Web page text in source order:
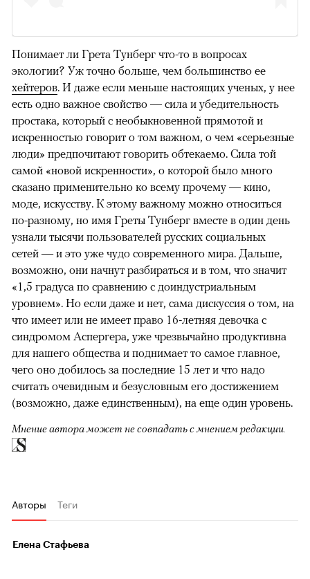
Понимает ли Грета Тунберг что-то в вопросах
экологии? Уж точно больше, чем большинство ее
хейтеров. И даже если меньше настоящих ученых, у нее
есть одно важное свойство — сила и убедительность
простака, который с необыкновенной прямотой и
искренностью говорит о том важном, о чем «серьезные
люди» предпочитают говорить обтекаемо. Сила той
самой «новой искренности», о которой было много
сказано применительно ко всему прочему — кино,
моде, искусству. К этому важному можно относиться
по-разному, но имя Греты Тунберг вместе в один день
узнали тысячи пользователей русских социальных
сетей — и это уже чудо современного мира. Дальше,
возможно, они начнут разбираться и в том, что значит
«1,5 градуса по сравнению с доиндустриальным
уровнем». Но если даже и нет, сама дискуссия о том, на
что имеет или не имеет право 16-летняя девочка с
синдромом Аспергера, уже чрезвычайно продуктивна
для нашего общества и поднимает то самое главное,
чего оно добилось за последние 15 лет и что надо
считать очевидным и безусловным его достижением
(возможно, даже единственным), на еще один уровень.
Мнение автора может не совпадать с мнением редакции.
Авторы Теги
Елена Стафьева